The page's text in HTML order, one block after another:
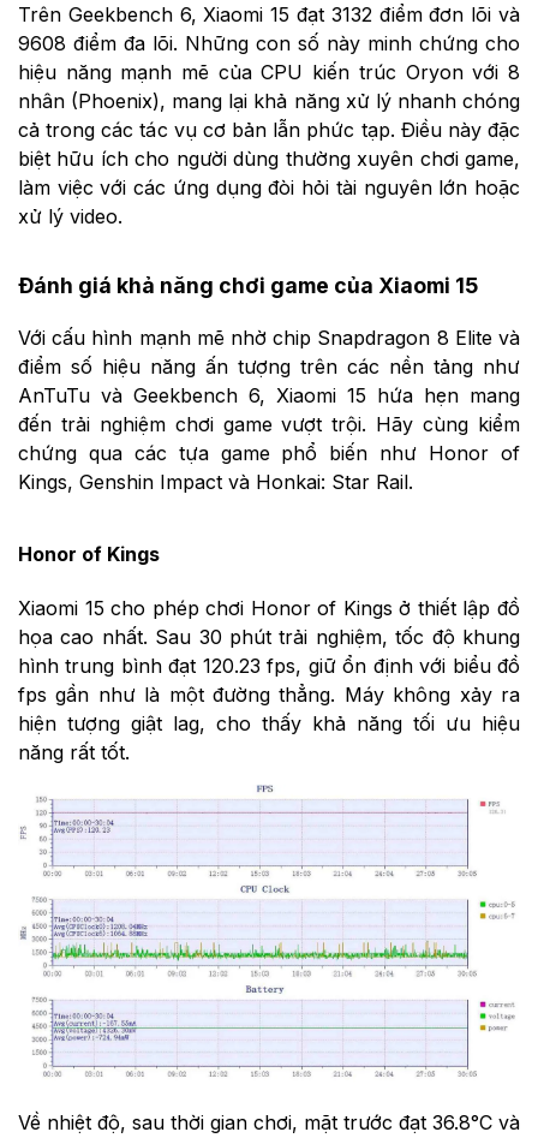
Trên Geekbench 6, Xiaomi 15 đạt 3132 điểm đơn lõi và
9608 điểm đa lõi. Những con số này minh chứng cho
hiệu năng mạnh mẽ của CPU kiến trúc Oryon với 8
nhân (Phoenix), mang lại khả năng xử lý nhanh chóng
cả trong các tác vụ cơ bản lẫn phức tạp. Điều này đặc
biệt hữu ích cho người dùng thường xuyên chơi game,
làm việc với các ứng dụng đòi hỏi tài nguyên lớn hoặc
xử lý video.
Đánh giá khả năng chơi game của Xiaomi 15
Với cấu hình mạnh mẽ nhờ chip Snapdragon 8 Elite và
điểm số hiệu năng ấn tượng trên các nền tảng như
AnTuTu và Geekbench 6, Xiaomi 15 hứa hẹn mang
đến trải nghiệm chơi game vượt trội. Hãy cùng kiểm
chứng qua các tựa game phổ biến như Honor of
Kings, Genshin Impact và Honkai: Star Rail.
Honor of Kings
Xiaomi 15 cho phép chơi Honor of Kings ở thiết lập đồ
họa cao nhất. Sau 30 phút trải nghiệm, tốc độ khung
hình trung bình đạt 120.23 fps, giữ ổn định với biểu đồ
fps gần như là một đường thẳng. Máy không xảy ra
hiện tượng giật lag, cho thấy khả năng tối ưu hiệu
năng rất tốt.
Về nhiệt độ, sau thời gian chơi, mặt trước đạt 36.8°C và